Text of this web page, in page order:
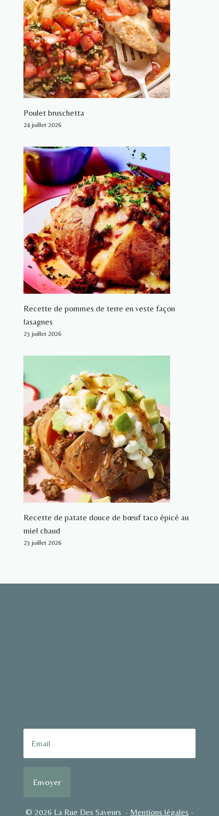
Poulet bruschetta
24 juillet 2026
Recette de pommes de terre en veste façon
lasagnes
23 juillet 2026
Recette de patate douce de bœuf taco épicé au
miel chaud
23 juillet 2026
© 2026 La Rue Des Saveurs - Mentions légales -
Envoyer